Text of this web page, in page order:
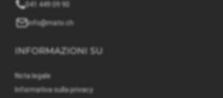
041 449 09 90
info@mato.ch
INFORMAZIONI SU
Nota legale
Informativa sulla privacy